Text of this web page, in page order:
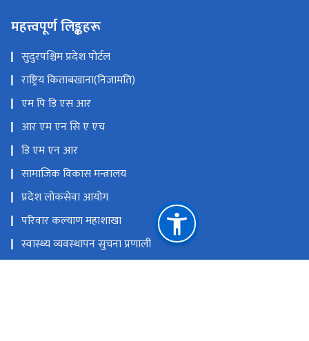
महत्त्वपूर्ण लिङ्कहरू
सुदुरपश्चिम प्रदेश पोर्टल
राष्ट्रिय किताबखाना(निजामति)
एम पि डि एस आर
आर एम एन सि ए एच
डि एम एन आर
सामाजिक विकास मन्त्रालय
प्रदेश लोकसेवा आयोग
परिवार कल्याण महाशाखा
स्वास्थ्य व्यवस्थापन सुचना प्रणाली